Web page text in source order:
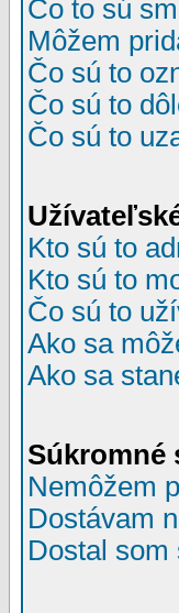
Čo to sú
Môžem
Čo sú to
Čo sú to
Čo sú to
Kto sú to
Kto sú to
Čo sú to
Ako sa
Ako sa
Súkromné
Nemôžem
Dostávam
Dostal som